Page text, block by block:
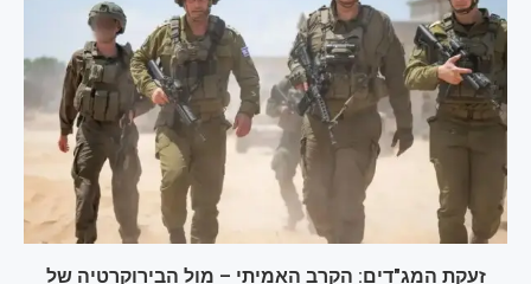
זעקת המג"דים: הקרב האמיתי – מול הבירוקרטיה של